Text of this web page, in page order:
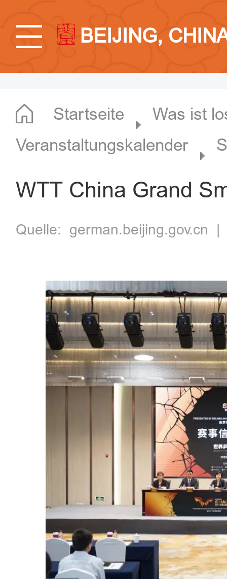
BEIJING,
Startseite
Was ist
Veranstaltungskalender
WTT China Grand
Quelle: german.beijing.gov.cn